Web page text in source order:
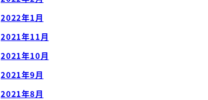
2022年1月
2021年11月
2021年10月
2021年9月
2021年8月